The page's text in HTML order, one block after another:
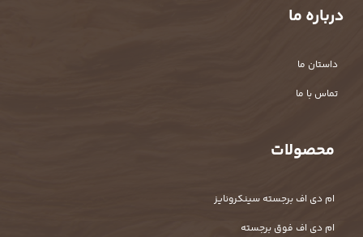
درباره ما
داستان ما
تماس با ما
محصولات
ام دی اف برجسته سینکرونایز
ام دی اف فوق برجسته